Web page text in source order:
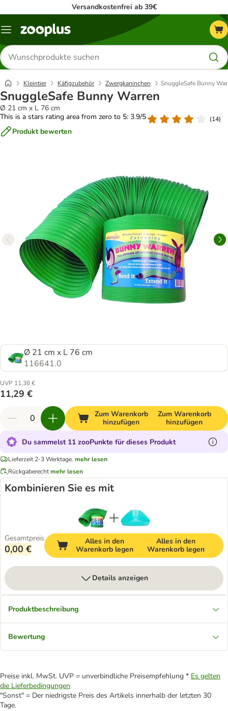
Versandkostenfrei ab 39€
Menü
Produkte
suchen
Kleintier Käfigzubehör Zwergkaninchen SnuggleSafe Bunny
SnuggleSafe Bunny Warren
Ø 21 cm x L 76 cm
This is a stars rating area from zero to 5: 3.9/5
(14)
Produkt bewerten
Ø 21 cm x L 76 cm
116641.0
UVP 11,38 €
11,29 €
Zum Warenkorb
hinzufügen
Zum Warenkorb
hinzufügen
Du sammelst 11 zooPunkte für dieses Produkt
Lieferzeit 2-3 Werktage. mehr lesen
Rückgaberechtmehr lesen
Kombinieren Sie es mit
Gesamtpreis
0,00 €
Alles in den
Warenkorb legen
Alles in den
Warenkorb legen
Details anzeigen
Produktbeschreibung
Bewertung
Preise inkl. MwSt. UVP = unverbindliche Preisempfehlung * Es gelten
die Lieferbedingungen
"Sonst" = Der niedrigste Preis des Artikels innerhalb der letzten 30
Tage.